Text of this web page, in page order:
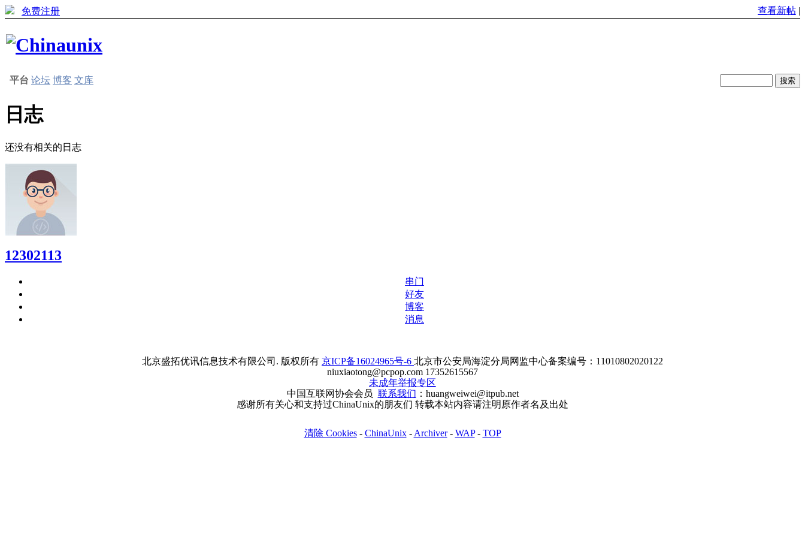
免费注册 查看新帖 |
平台 论坛 博客 文库
日志
还没有相关的日志
12302113
串门
好友
博客
消息
北京盛拓优讯信息技术有限公司. 版权所有 京ICP备16024965号-6 北京市公安局海淀分局网监中心备案编号：11010802020122
niuxiaotong@pcpop.com 17352615567
未成年举报专区
中国互联网协会会员 联系我们 ：huangweiwei@itpub.net
感谢所有关心和支持过ChinaUnix的朋友们 转载本站内容请注明原作者名及出处
清除 Cookies- ChinaUnix- Archiver- WAP- TOP